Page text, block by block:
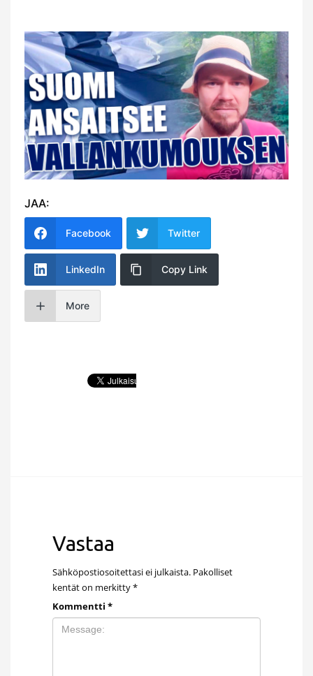
JAA:
Facebook Twitter
LinkedIn Copy Link
More
Vastaa
Sähköpostiosoitettasi ei julkaista. Pakolliset
kentät on merkitty*
Kommentti *